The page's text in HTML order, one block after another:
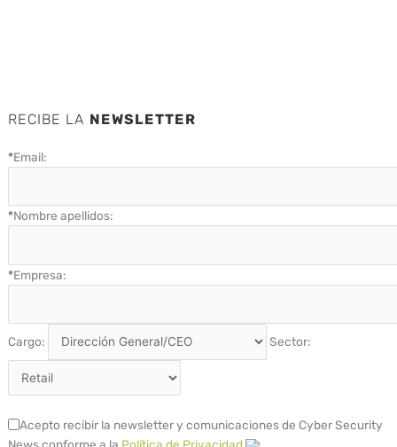
RECIBE LA NEWSLETTER
*Email:
*Nombre apellidos:
*Empresa:
Cargo: Sector:
Acepto recibir la newsletter y comunicaciones de Cyber Security